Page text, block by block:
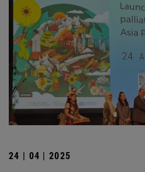
24 | 04 | 2025